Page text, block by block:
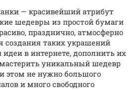
— красивейший атрибут
шедевры из простой бумаги
празднично, атмосферно
создания таких украшений
в интернете, дополнить их
уникальный шедевр
этом не нужно большого
и много свободного